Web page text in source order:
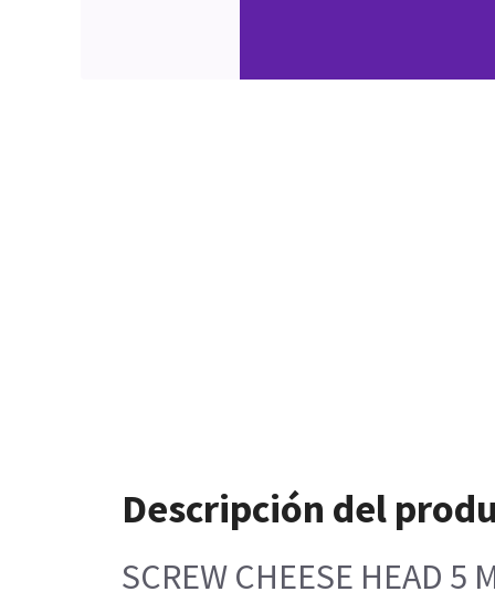
Descripción del
SCREW CHEESE HEAD 5